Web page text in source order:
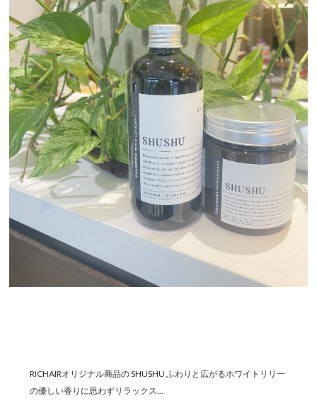
RICHAIRオリジナル商品の SHUSHU ふわりと広がるホワイトリリ一
の優しい香りに思わずリラックス…